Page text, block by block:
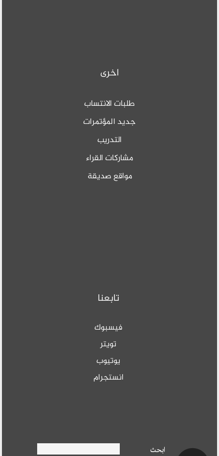
اخرى
طلبات الانتساب
جديد المؤتمرات
التدريب
مشاركات القراء
مواقع صديقة
تابعنا
فيسبوك
تويتر
يوتيوب
انستجرام
ابحث
Search form